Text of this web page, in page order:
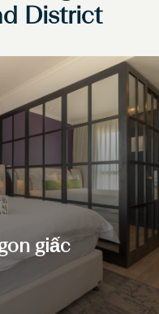
District
giấc